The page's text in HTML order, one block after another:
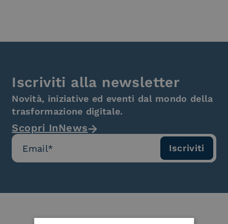
Iscriviti alla newsletter
Novità, iniziative ed eventi dal mondo della
trasformazione digitale.
Scopri InNews